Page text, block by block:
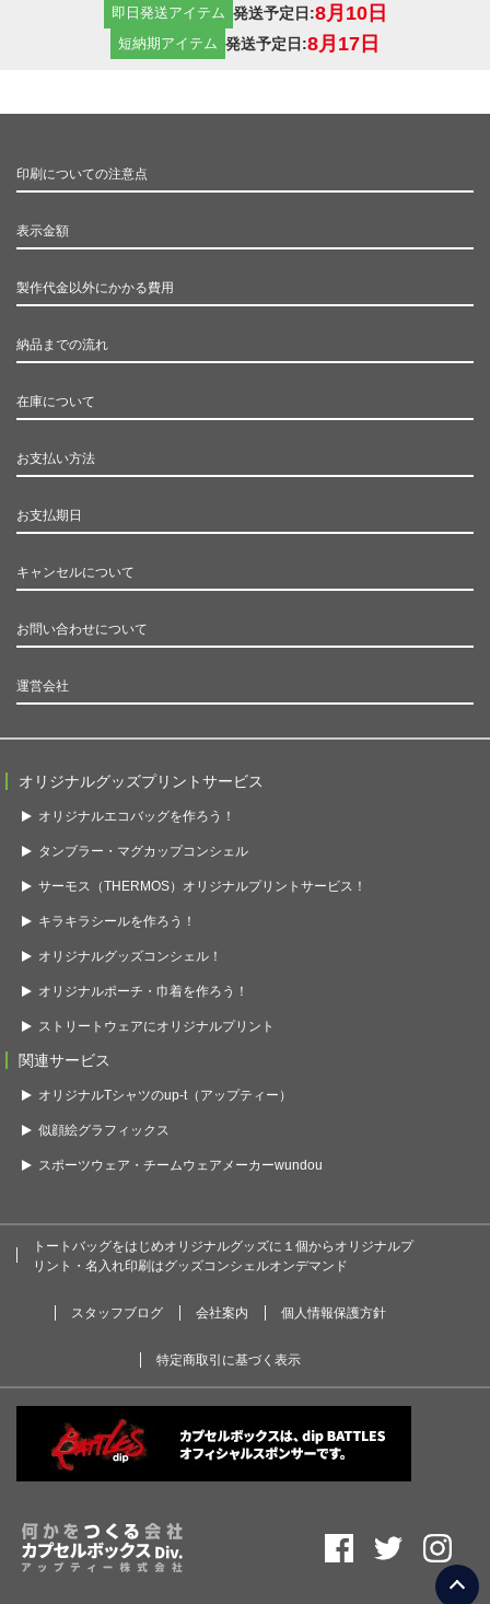
即日発送アイテム 発送予定日:8月10日
短納期アイテム 発送予定日:8月17日
印刷についての注意点
表示金額
製作代金以外にかかる費用
納品までの流れ
在庫について
お支払い方法
お支払期日
キャンセルについて
お問い合わせについて
運営会社
オリジナルグッズプリントサービス
オリジナルエコバッグを作ろう！
タンブラー・マグカップコンシェル
サーモス（THERMOS）オリジナルプリントサービス！
キラキラシールを作ろう！
オリジナルグッズコンシェル！
オリジナルポーチ・巾着を作ろう！
ストリートウェアにオリジナルプリント
関連サービス
オリジナルTシャツのup-t（アップティー）
似顔絵グラフィックス
スポーツウェア・チームウェアメーカーwundou
トートバッグをはじめオリジナルグッズに１個からオリジナルプ
リント・名入れ印刷はグッズコンシェルオンデマンド
スタッフブログ 会社案内 個人情報保護方針
特定商取引に基づく表示